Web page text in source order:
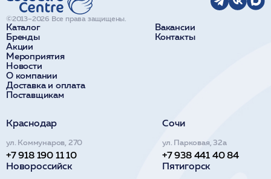
Каталог
Бренды
Акции
Мероприятия
Новости
О компании
Доставка и оплата
Поставщикам
Вакансии
Контакты
©2013–2026 Все права защищены.
Краснодар
ул. Коммунаров, 270
+7 918 190 11 10
Сочи
ул. Парковая, 32а
+7 938 441 40 84
Новороссийск
Пятигорск